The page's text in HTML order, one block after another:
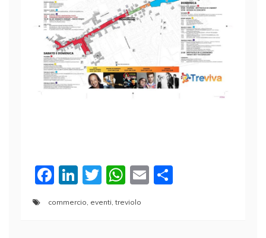
F
c
Li
n
k
T
w
itt
W
h
at
E
commercio eventi ,treviolo